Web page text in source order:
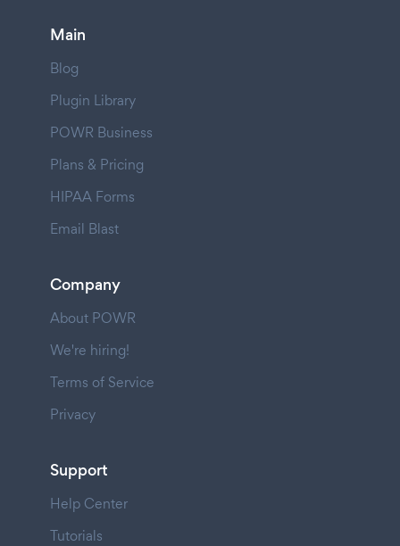
Main
Blog
Plugin Library
POWR Business
Plans & Pricing
HIPAA Forms
Email Blast
Company
About POWR
We're hiring!
Terms of Service
Privacy
Support
Help Center
Tutorials